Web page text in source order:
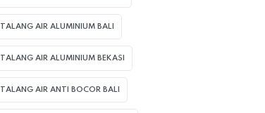
TALANG AIR ALUMINIUM BALI
TALANG AIR ALUMINIUM BEKASI
TALANG AIR ANTI BOCOR BALI